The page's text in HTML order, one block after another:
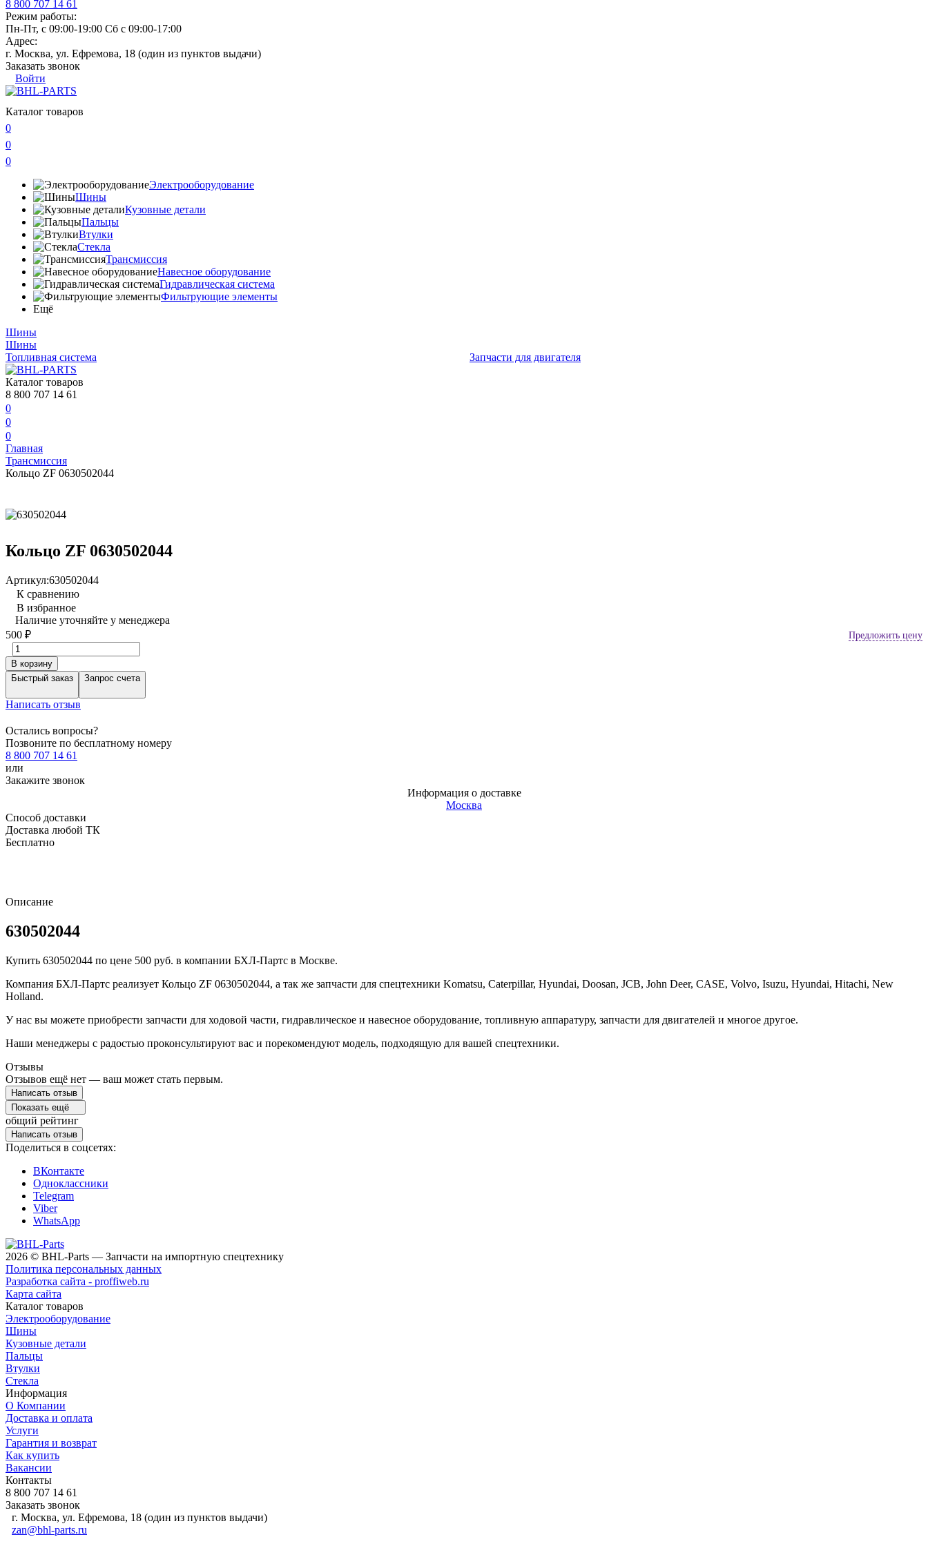
8 800 707 14 61
Режим работы:
Пн-Пт, с 09:00-19:00 Сб с 09:00-17:00
Адрес:
г. Москва, ул. Ефремова, 18 (один из пунктов выдачи)
Заказать звонок
Войти
Каталог товаров
0
0
0
Электрооборудование
Шины
Кузовные детали
Пальцы
Втулки
Стекла
Трансмиссия
Навесное оборудование
Гидравлическая система
Фильтрующие элементы
Ещё
Шины
Шины
Топливная система
Запчасти для двигателя
Каталог товаров
8 800 707 14 61
0
0
0
Главная
Трансмиссия
Кольцо ZF 0630502044
Кольцо ZF 0630502044
Артикул:630502044
К сравнению
В избранное
Наличие уточняйте у менеджера
500 ₽ Предложить цену
В корзину
Быстрый заказ
Запрос счета
Написать отзыв
Остались вопросы?
Позвоните по бесплатному номеру
8 800 707 14 61
или
Закажите звонок
Информация о доставке
Москва
Способ доставки
Доставка любой ТК
Бесплатно
Описание
630502044
Купить 630502044 по цене 500 руб. в компании БХЛ-Партс в Москве.
Компания БХЛ-Партс реализует Кольцо ZF 0630502044, а так же запчасти для спецтехники Komatsu, Caterpillar, Hyundai, Doosan, JCB, John Deer, CASE, Volvo, Isuzu, Hyundai, Hitachi, New
Holland.
У нас вы можете приобрести запчасти для ходовой части, гидравлическое и навесное оборудование, топливную аппаратуру, запчасти для двигателей и многое другое.
Наши менеджеры с радостью проконсультируют вас и порекомендуют модель, подходящую для вашей спецтехники.
Отзывы
Отзывов ещё нет — ваш может стать первым.
Написать отзыв
Показать ещё
общий рейтинг
Написать отзыв
Поделиться в соцсетях:
ВКонтакте
Одноклассники
Telegram
Viber
WhatsApp
2026 © BHL-Parts — Запчасти на импортную спецтехнику
Политика персональных данных
Разработка сайта - proffiweb.ru
Карта сайта
Каталог товаров
Электрооборудование
Шины
Кузовные детали
Пальцы
Втулки
Стекла
Информация
О Компании
Доставка и оплата
Услуги
Гарантия и возврат
Как купить
Вакансии
Контакты
8 800 707 14 61
Заказать звонок
г. Москва, ул. Ефремова, 18 (один из пунктов выдачи)
zan@bhl-parts.ru